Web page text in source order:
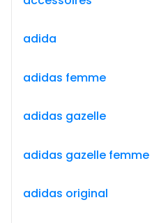
adida
adidas femme
adidas gazelle
adidas gazelle femme
adidas original